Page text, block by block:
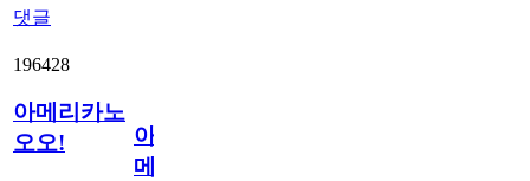
댓글
196428
아메리카노
오오!
아
메